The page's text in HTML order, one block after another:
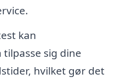
kan
sig dine
hvilket gør det